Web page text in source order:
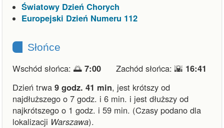
Światowy Dzień Chorych
Europejski Dzień Numeru 112
Słońce
Wschód słońca: 🌅 7:00 Zachód słońca: 🌇 16:41
Dzień trwa 9 godz. 41 min, jest krótszy od
najdłuższego o 7 godz. i 6 min. i jest dłuższy od
najkrótszego o 1 godz. i 59 min. (Czasy podano dla
lokalizacji Warszawa).